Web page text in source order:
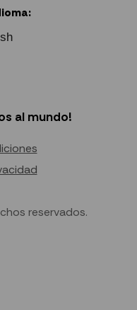
al mundo!
reservados.